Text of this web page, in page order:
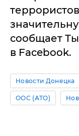
сообщает
в Facebook.
Новости Донецка
ООС (АТО)